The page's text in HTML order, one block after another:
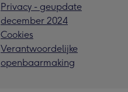
Privacy - geupdate
december 2024
Cookies
Verantwoordelijke
openbaarmaking